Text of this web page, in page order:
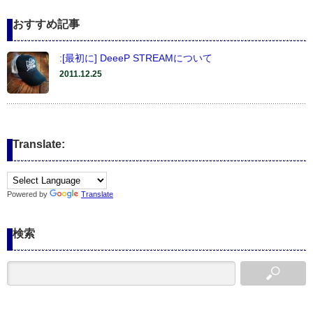
おすすめ記事
:[最初に] DeeeP STREAMについて
2011.12.25
Translate:
Powered by Translate
検索